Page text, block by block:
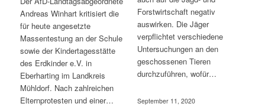
Andreas Winhart kritisiert die
für heute angesetzte
Massentestung an der Schule
sowie der Kindertagesstätte
des Erdkinder e.V. in
Eberharting im Landkreis
Mühldorf. Nach zahlreichen
Elternprotesten und einer…
Forstwirtschaft negativ
auswirken. Die Jäger
verpflichtet verschiedene
Untersuchungen an den
geschossenen Tieren
durchzuführen, wofür…
September 11, 2020